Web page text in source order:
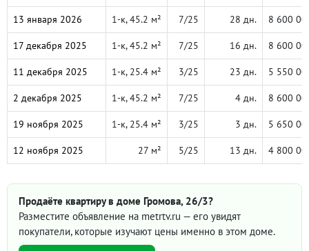
13 января 2026 1-к, 45.2 м² 7/25 28 дн. 8 600
17 декабря 2025 1-к, 45.2 м² 7/25 16 дн. 8 600
11 декабря 2025 1-к, 25.4 м² 3/25 23 дн. 5 550
2 декабря 2025 1-к, 45.2 м² 7/25 4 дн. 8 600
19 ноября 2025 1-к, 25.4 м² 3/25 3 дн. 5 650
12 ноября 2025 27 м² 5/25 13 дн. 4 800
Продаёте квартиру в доме Громова, 26/3?
Разместите объявление на metrtv.ru — его увидят
покупатели, которые изучают цены именно в этом доме.